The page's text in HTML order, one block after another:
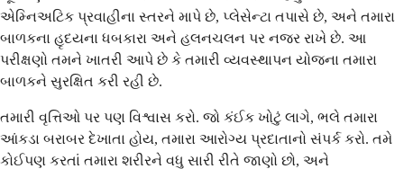
એમ્નિઅટિક પ્રવાહીના સ્તરને માપે છે, પ્લેસેન્ટા તપાસે છે, અને તમારા
બાળકના હૃદયના ધબકારા અને હલનચલન પર નજર રાખે છે. આ
પરીક્ષણો તમને ખાતરી આપે છે કે તમારી વ્યવસ્થાપન યોજના તમારા
બાળકને સુરક્ષિત કરી રહી છે.
તમારી વૃત્તિઓ પર પણ વિશ્વાસ કરો. જો કંઈક ખોટું લાગે, ભલે તમારા
આંકડા બરાબર દેખાતા હોય, તમારા આરોગ્ય પ્રદાતાનો સંપર્ક કરો. તમે
કોઈપણ કરતાં તમારા શરીરને વધુ સારી રીતે જાણો છો, અને